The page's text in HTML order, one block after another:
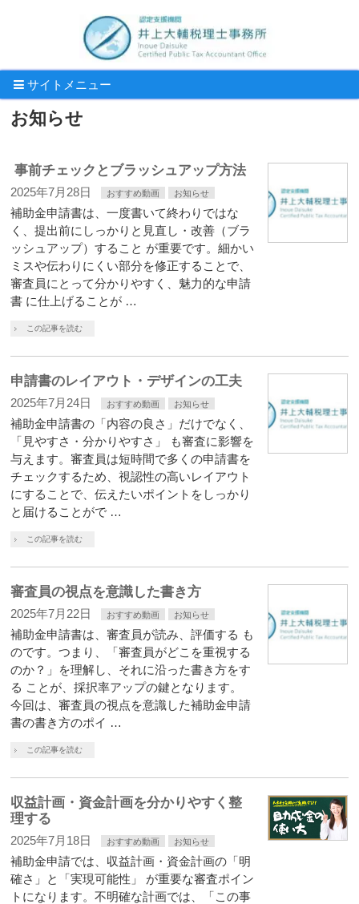
サイトメニュー
お知らせ
事前チェックとブラッシュアップ方法
2025年7月28日 おすすめ動画 お知らせ
補助金申請書は、一度書いて終わりではな
く、提出前にしっかりと見直し・改善（ブラ
ッシュアップ）すること が重要です。細かい
ミスや伝わりにくい部分を修正することで、
審査員にとって分かりやすく、魅力的な申請
書 に仕上げることが …
この記事を読む
申請書のレイアウト・デザインの工夫
2025年7月24日 おすすめ動画 お知らせ
補助金申請書の「内容の良さ」だけでなく、
「見やすさ・分かりやすさ」 も審査に影響を
与えます。審査員は短時間で多くの申請書を
チェックするため、視認性の高いレイアウト
にすることで、伝えたいポイントをしっかり
と届けることがで …
この記事を読む
審査員の視点を意識した書き方
2025年7月22日 おすすめ動画 お知らせ
補助金申請書は、審査員が読み、評価する も
のです。つまり、「審査員がどこを重視する
のか？」を理解し、それに沿った書き方をす
る ことが、採択率アップの鍵となります。
今回は、審査員の視点を意識した補助金申請
書の書き方のポイ …
この記事を読む
収益計画・資金計画を分かりやすく整
理する
2025年7月18日 おすすめ動画 お知らせ
補助金申請では、収益計画・資金計画の「明
確さ」と「実現可能性」 が重要な審査ポイン
トになります。不明確な計画では、「この事